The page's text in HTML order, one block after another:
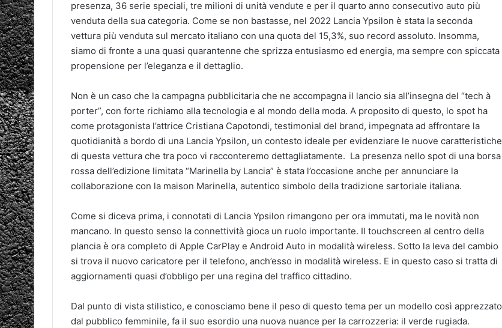
presenza, 36 serie speciali, tre milioni di unità vendute e per il quarto anno consecutivo auto più
venduta della sua categoria. Come se non bastasse, nel 2022 Lancia Ypsilon è stata la seconda
vettura più venduta sul mercato italiano con una quota del 15,3%, suo record assoluto. Insomma,
siamo di fronte a una quasi quarantenne che sprizza entusiasmo ed energia, ma sempre con spiccata
propensione per l’eleganza e il dettaglio.
Non è un caso che la campagna pubblicitaria che ne accompagna il lancio sia all’insegna del “tech à
porter”, con forte richiamo alla tecnologia e al mondo della moda. A proposito di questo, lo spot ha
come protagonista l’attrice Cristiana Capotondi, testimonial del brand, impegnata ad affrontare la
quotidianità a bordo di una Lancia Ypsilon, un contesto ideale per evidenziare le nuove caratteristiche
di questa vettura che tra poco vi racconteremo dettagliatamente. La presenza nello spot di una borsa
rossa dell’edizione limitata “Marinella by Lancia” è stata l’occasione anche per annunciare la
collaborazione con la maison Marinella, autentico simbolo della tradizione sartoriale italiana.
Come si diceva prima, i connotati di Lancia Ypsilon rimangono per ora immutati, ma le novità non
mancano. In questo senso la connettività gioca un ruolo importante. Il touchscreen al centro della
plancia è ora completo di Apple CarPlay e Android Auto in modalità wireless. Sotto la leva del cambio
si trova il nuovo caricatore per il telefono, anch’esso in modalità wireless. E in questo caso si tratta di
aggiornamenti quasi d’obbligo per una regina del traffico cittadino.
Dal punto di vista stilistico, e conosciamo bene il peso di questo tema per un modello così apprezzato
dal pubblico femminile, fa il suo esordio una nuova nuance per la carrozzeria: il verde rugiada.